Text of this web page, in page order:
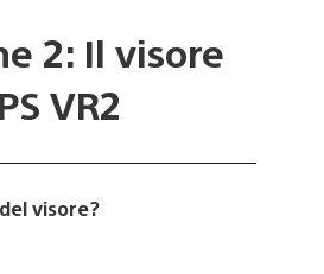
2: Il visore
PS VR2
visore?